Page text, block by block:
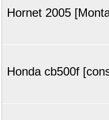
Hornet 2005
Honda cb500f